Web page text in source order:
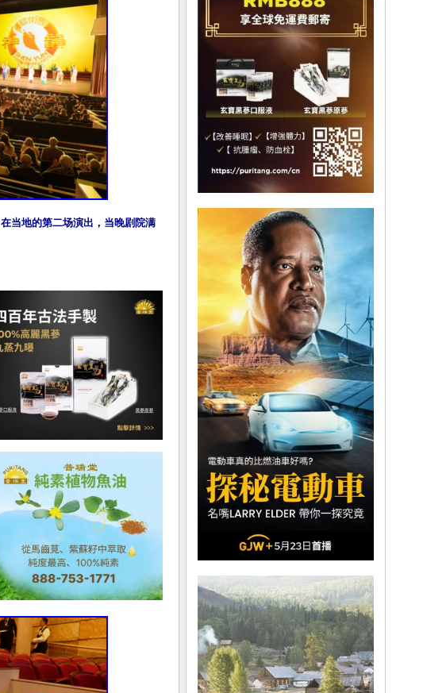
当地的第二场演出，当晚剧院满